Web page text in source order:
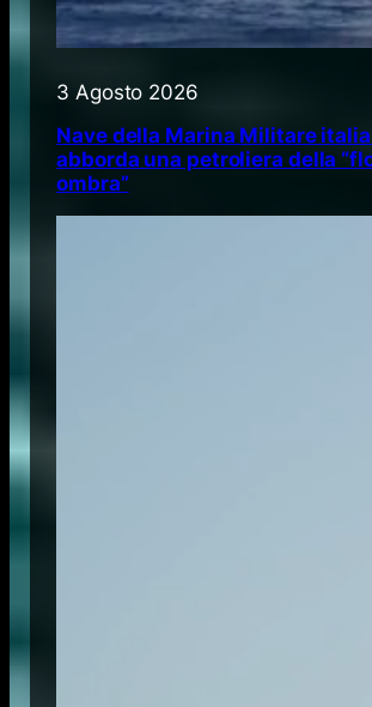
3 Agosto 2026
Nave della Marina Militare
abborda una petroliera della
ombra”